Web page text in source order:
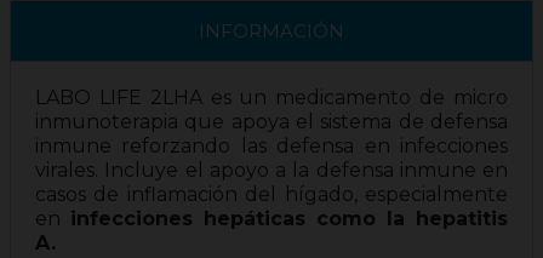
INFORMACIÓN
LABO LIFE 2LHA es un medicamento de micro
inmunoterapia que apoya el sistema de defensa
inmune reforzando las defensa en infecciones
virales. Incluye el apoyo a la defensa inmune en
casos de inflamación del hígado, especialmente
en infecciones hepáticas como la hepatitis
A.